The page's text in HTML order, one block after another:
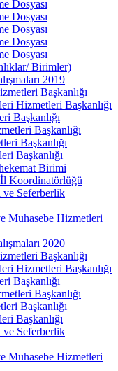
Dosyası
Dosyası
Dosyası
Dosyası
Dosyası
Birimler)
2019
Başkanlığı
Hizmetleri Başkanlığı
Başkanlığı
Başkanlığı
Başkanlığı
Başkanlığı
Birimi
Koordinatörlüğü
ve Seferberlik
Muhasebe Hizmetleri
2020
Başkanlığı
Hizmetleri Başkanlığı
Başkanlığı
Başkanlığı
Başkanlığı
Başkanlığı
ve Seferberlik
Muhasebe Hizmetleri